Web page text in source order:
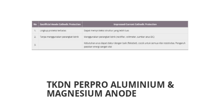
TKDN PERPRO ALUMINIUM &
MAGNESIUM ANODE